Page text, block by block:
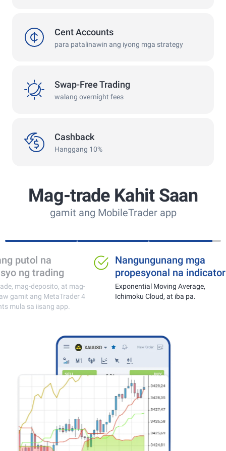
Cent Accounts
para patalinawin ang iyong mga strategy
Swap-Free Trading
walang overnight fees
Cashback
Hanggang 10%
Mag-trade Kahit Saan
gamit ang MobileTrader app
Mainam para pagte-
trade ng ginto,
currencies at crypto
Online na pagsubaybay ng mga
quote nang walang pagkaantala at
Walang putol
espasyo ng
Mag-trade, mag-
withdraw gamit